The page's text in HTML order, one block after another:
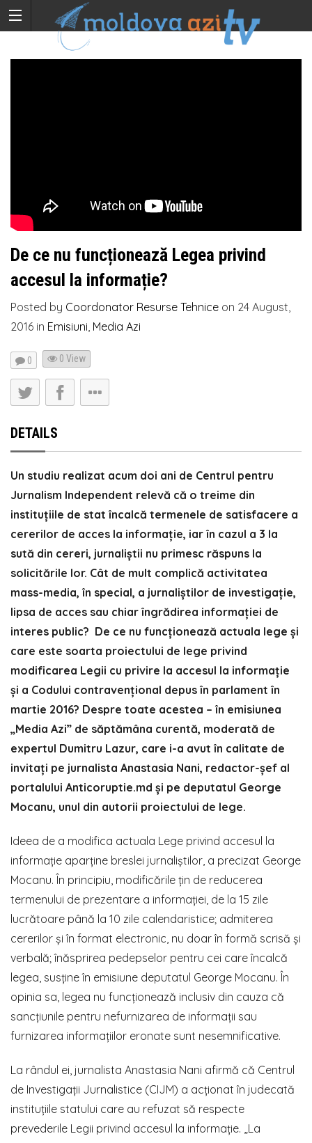
De ce nu funcționează Legea privind
accesul la informație?
Posted by Coordonator Resurse Tehnice on 24 August,
2016 in Emisiuni Media Azi
0 0 View
DETAILS
Un studiu realizat acum doi ani de Centrul pentru
Jurnalism Independent relevă că o treime din
instituțiile de stat încalcă termenele de satisfacere a
cererilor de acces la informație, iar în cazul a 3 la
sută din cereri, jurnaliștii nu primesc răspuns la
solicitările lor. Cât de mult complică activitatea
mass-media, în special, a jurnaliștilor de investigație,
lipsa de acces sau chiar îngrădirea informației de
interes public? De ce nu funcționează actuala lege și
care este soarta proiectului de lege privind
modificarea Legii cu privire la accesul la informație
și a Codului contravențional depus în parlament în
martie 2016? Despre toate acestea – în emisiunea
„Media Azi” de săptămâna curentă, moderată de
expertul Dumitru Lazur, care i-a avut în calitate de
invitați pe jurnalista Anastasia Nani, redactor-șef al
portalului Anticoruptie.md și pe deputatul George
Mocanu, unul din autorii proiectului de lege.
Ideea de a modifica actuala Lege privind accesul la
informație aparține breslei jurnaliștilor, a precizat George
Mocanu. În principiu, modificările țin de reducerea
termenului de prezentare a informației, de la 15 zile
lucrătoare până la 10 zile calendaristice; admiterea
cererilor și în format electronic, nu doar în formă scrisă și
verbală; înăsprirea pedepselor pentru cei care încalcă
legea, susține în emisiune deputatul George Mocanu. În
opinia sa, legea nu funcționează inclusiv din cauza că
sancțiunile pentru nefurnizarea de informații sau
furnizarea informațiilor eronate sunt nesemnificative.
La rândul ei, jurnalista Anastasia Nani afirmă că Centrul
de Investigații Jurnalistice (CIJM) a acționat în judecată
instituțiile statului care au refuzat să respecte
prevederile Legii privind accesul la informație. „La